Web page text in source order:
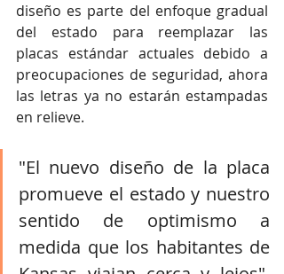
diseño es parte del enfoque gradual
del estado para reemplazar las
placas estándar actuales debido a
preocupaciones de seguridad, ahora
las letras ya no estarán estampadas
en relieve.
"El nuevo diseño de la placa
promueve el estado y nuestro
sentido de optimismo a
medida que los habitantes de